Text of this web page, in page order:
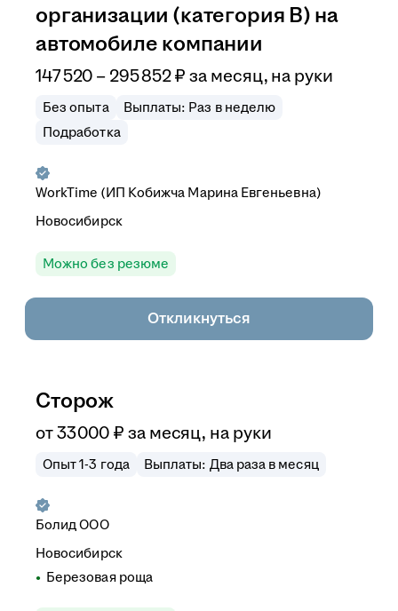
организации (категория В) на
автомобиле компании
147 520 – 295 852₽ за месяц, на руки
Без опыта
Выплаты: Раз в неделю
Подработка
WorkTime (ИП Кобижча Марина Евгеньевна)
Новосибирск
Можно без резюме
Откликнуться
Сторож
от33 000 ₽ за месяц, на руки
Опыт 1-3 года Выплаты: Два раза в месяц
Болид ООО
Новосибирск
Березовая роща